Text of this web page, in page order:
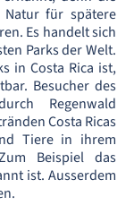
Natur für spätere
Es handelt sich
Parks der Welt.
in Costa Rica ist,
Besucher des
Regenwald
Costa Ricas
Tiere in ihrem
Beispiel das
ist. Ausserdem